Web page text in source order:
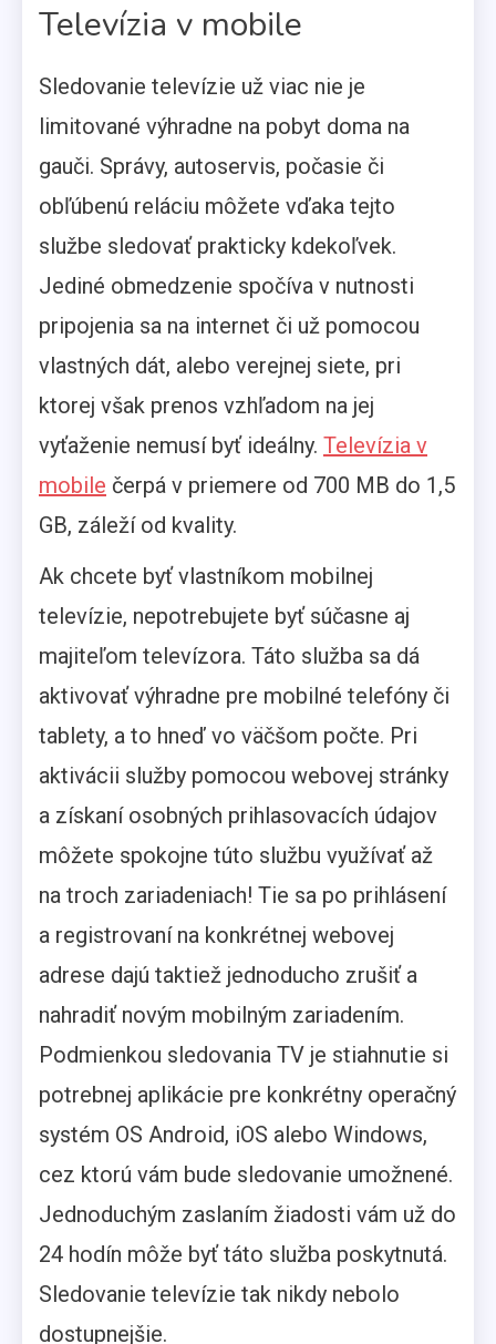
Televízia v mobile
Sledovanie televízie už viac nie je
limitované výhradne na pobyt doma na
gauči. Správy, autoservis, počasie či
obľúbenú reláciu môžete vďaka tejto
službe sledovať prakticky kdekoľvek.
Jediné obmedzenie spočíva v nutnosti
pripojenia sa na internet či už pomocou
vlastných dát, alebo verejnej siete, pri
ktorej však prenos vzhľadom na jej
vyťaženie nemusí byť ideálny. Televízia v
mobile čerpá v priemere od 700 MB do 1,5
GB, záleží od kvality.
Ak chcete byť vlastníkom mobilnej
televízie, nepotrebujete byť súčasne aj
majiteľom televízora. Táto služba sa dá
aktivovať výhradne pre mobilné telefóny či
tablety, a to hneď vo väčšom počte. Pri
aktivácii služby pomocou webovej stránky
a získaní osobných prihlasovacích údajov
môžete spokojne túto službu využívať až
na troch zariadeniach! Tie sa po prihlásení
a registrovaní na konkrétnej webovej
adrese dajú taktiež jednoducho zrušiť a
nahradiť novým mobilným zariadením.
Podmienkou sledovania TV je stiahnutie si
potrebnej aplikácie pre konkrétny operačný
systém OS Android, iOS alebo Windows,
cez ktorú vám bude sledovanie umožnené.
Jednoduchým zaslaním žiadosti vám už do
24 hodín môže byť táto služba poskytnutá.
Sledovanie televízie tak nikdy nebolo
dostupnejšie.